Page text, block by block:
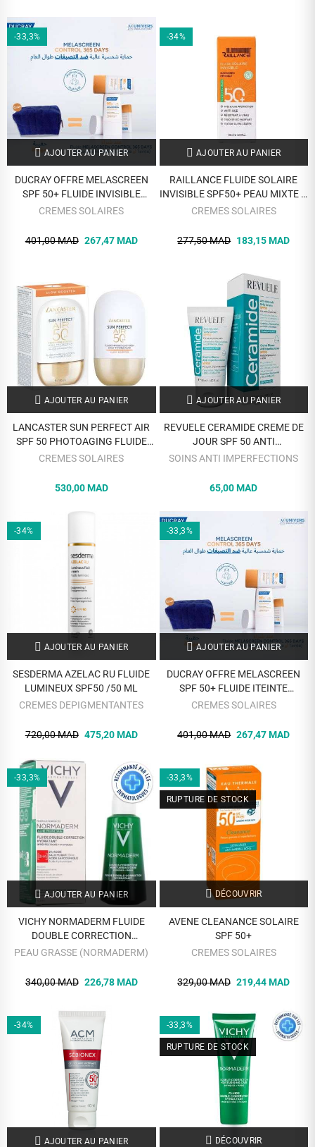
-33,3%
AJOUTER AU PANIER
DUCRAY OFFRE MELASCREEN
SPF 50+ FLUIDE INVISIBLE
PROTECTEUR ANTI TACHES
TROUSSE OFFERTE
CREMES SOLAIRES
401,00 MAD 267,47 MAD
-34%
AJOUTER AU PANIER
RAILLANCE FLUIDE SOLAIRE
INVISIBLE SPF50+ PEAU MIXTE A
GRASSE 50 ML
CREMES SOLAIRES
277,50 MAD 183,15 MAD
AJOUTER AU PANIER
LANCASTER SUN PERFECT AIR
SPF 50 PHOTOAGING FLUIDE
INVISIBLE CONTROL GLOW
CREMES SOLAIRES
530,00 MAD
AJOUTER AU PANIER
REVUELE CERAMIDE CREME DE
JOUR SPF 50 ANTI
IMPERFECTIONS 50 ML
SOINS ANTI IMPERFECTIONS
65,00 MAD
-34%
AJOUTER AU PANIER
SESDERMA AZELAC RU FLUIDE
LUMINEUX SPF50 /50 ML
CREMES DEPIGMENTANTES
720,00 MAD 475,20 MAD
-33,3%
AJOUTER AU PANIER
DUCRAY OFFRE MELASCREEN
SPF 50+ FLUIDE ITEINTE
PROTECTEUR ANTI TACHES
TROUSSE OFFERTE
CREMES SOLAIRES
401,00 MAD 267,47 MAD
-33,3%
AJOUTER AU PANIER
VICHY NORMADERM FLUIDE
DOUBLE CORRECTION
HYDRATANT 50 ML
PEAU GRASSE (NORMADERM)
340,00 MAD 226,78 MAD
-33,3%
RUPTURE DE STOCK
DÉCOUVRIR
AVENE CLEANANCE SOLAIRE
SPF 50+
CREMES SOLAIRES
329,00 MAD 219,44 MAD
-34%
AJOUTER AU PANIER
-33,3%
RUPTURE DE STOCK
DÉCOUVRIR